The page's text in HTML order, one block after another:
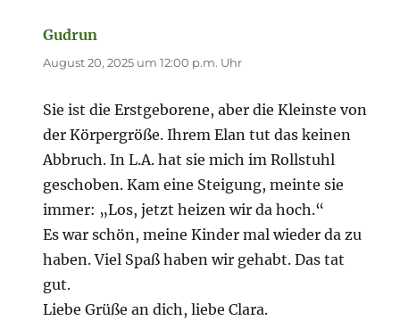
Gudrun
August 20, 2025 um 12:00 p.m. Uhr
Sie ist die Erstgeborene, aber die Kleinste von
der Körpergröße. Ihrem Elan tut das keinen
Abbruch. In L.A. hat sie mich im Rollstuhl
geschoben. Kam eine Steigung, meinte sie
immer: „Los, jetzt heizen wir da hoch.“
Es war schön, meine Kinder mal wieder da zu
haben. Viel Spaß haben wir gehabt. Das tat
gut.
Liebe Grüße an dich, liebe Clara.